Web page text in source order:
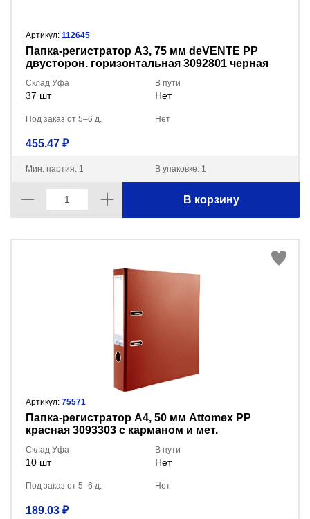
Артикул: 112645
Пaпка-регистратор А3, 75 мм deVENTE PP
двусторон. горизонтальная 3092801 черная
Склад Уфа
37 шт
В пути
Нет
Под заказ от 5–6 д. Нет
455.47 ₽
Мин. партия: 1 В упаковке: 1
В корзину
Артикул: 75571
Пaпка-регистратор А4, 50 мм Attomex PP
красная 3093303 с карманом и мет.
Склад Уфа
10 шт
В пути
Нет
Под заказ от 5–6 д. Нет
189.03 ₽